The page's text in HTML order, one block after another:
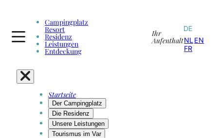
Campingplatz
Resort
Residenz
Leistungen
Entdeckung
Ihr
Aufenthalt
DE
NL EN
FR
Startseite
Der Campingplatz
Die Residenz
Unsere Leistungen
Tourismus im Var